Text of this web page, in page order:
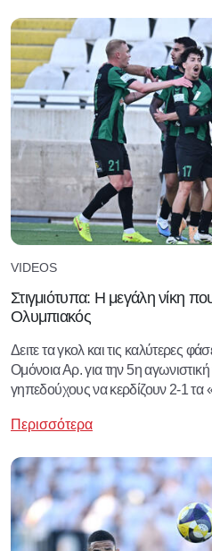
VIDEOS
Στιγμιότυπα: Η μεγάλη νίκη
Ολυμπιακός
Δειτε τα γκολ και τις καλύτερες
Ομόνοια Αρ. για την 5η
γηπεδούχους να κερδίζουν 2-1 τα
Περισσότερα